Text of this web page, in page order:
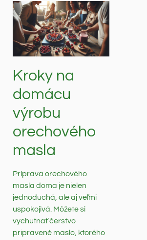
Kroky na
domácu
výrobu
orechového
masla
Príprava orechového
masla doma je nielen
jednoduchá, ale aj veľmi
uspokojivá. Môžete si
vychutnať čerstvo
pripravené maslo, ktorého